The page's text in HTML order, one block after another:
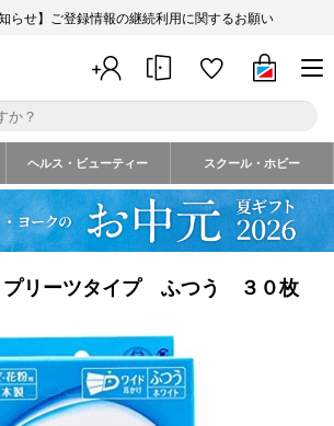
らせ】ご登録情報の継続利用に関するお願い
ヘルス・ビューティー スクール・ホビー
リーツタイプ ふつう ３０枚